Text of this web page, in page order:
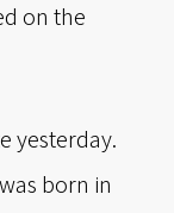
on the
yesterday.
born in